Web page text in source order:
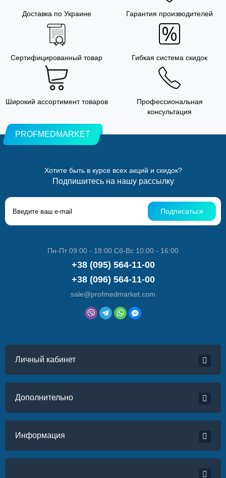
Доставка по Украине Гарантия производителей
Сертифицированный товар Гибкая система скидок
Широкий ассортимент товаров
Профессиональная
консультация
PROFMEDMARKET
Хотите быть в курсе всех акций и скидок?
Подпишитесь на нашу рассылку
Подписаться
Пн-Пт 09:00 - 18:00 Сб-Вс 10:00 - 16:00
+38 (095) 564-11-00
+38 (096) 564-11-00
sale@profmedmarket.com
Личный кабинет
Дополнительно
Информация